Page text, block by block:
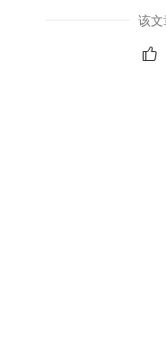
该文